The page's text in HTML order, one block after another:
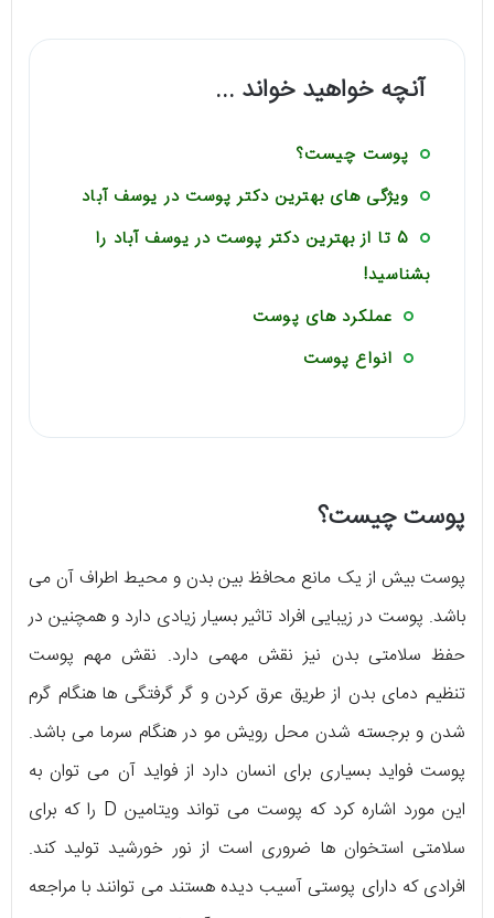
آنچه خواهید خواند ...
پوست چیست؟
ویژگی های بهترین دکتر پوست در یوسف آباد
5 تا از بهترین دکتر پوست در یوسف آباد را
بشناسید!
عملکرد های پوست
انواع پوست
پوست چیست؟
پوست بیش از یک مانع محافظ بین بدن و محیط اطراف آن می
باشد. پوست در زیبایی افراد تاثیر بسیار زیادی دارد و همچنین در
حفظ سلامتی بدن نیز نقش مهمی دارد. نقش مهم پوست
تنظیم دمای بدن از طریق عرق کردن و گر گرفتگی ها هنگام گرم
شدن و برجسته شدن محل رویش مو در هنگام سرما می باشد.
پوست فواید بسیاری برای انسان دارد از فواید آن می توان به
این مورد اشاره کرد که پوست می تواند ویتامین D را که برای
سلامتی استخوان ها ضروری است از نور خورشید تولید کند.
افرادی که دارای پوستی آسیب دیده هستند می توانند با مراجعه